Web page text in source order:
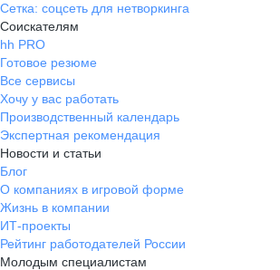
Сетка: соцсеть для нетворкинга
Соискателям
hh PRO
Готовое резюме
Все сервисы
Хочу у вас работать
Производственный календарь
Экспертная рекомендация
Новости и статьи
Блог
О компаниях в игровой форме
Жизнь в компании
ИТ-проекты
Рейтинг работодателей России
Молодым специалистам